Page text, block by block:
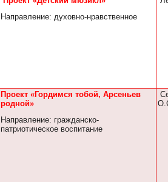
Направление: духовно-нравственное
Проект «Гордимся тобой, Арсеньев
родной»
Направление: гражданско-
патриотическое воспитание